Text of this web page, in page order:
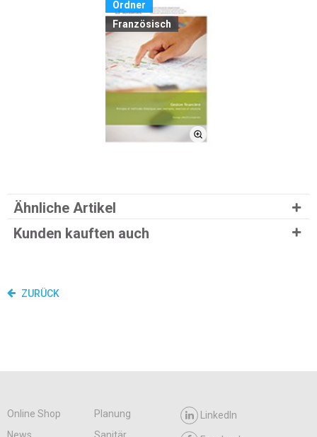
Ordner
Französisch
Ähnliche Artikel
Kunden kauften auch
ZURÜCK
Online Shop
Planung
News
Sanitär
LinkedIn